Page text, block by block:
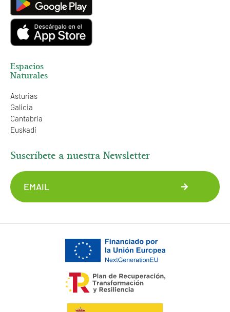
Espacios
Naturales
Asturias
Galicia
Cantabria
Euskadi
Suscríbete a nuestra Newsletter